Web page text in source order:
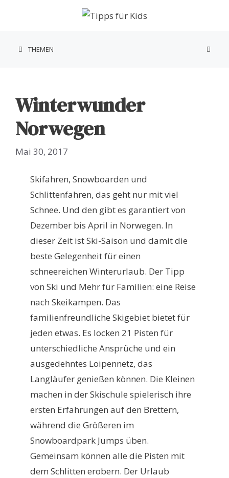
THEMEN
Winterwunder
Norwegen
Mai 30, 2017
Skifahren, Snowboarden und
Schlittenfahren, das geht nur mit viel
Schnee. Und den gibt es garantiert von
Dezember bis April in Norwegen. In
dieser Zeit ist Ski-Saison und damit die
beste Gelegenheit für einen
schneereichen Winterurlaub. Der Tipp
von Ski und Mehr für Familien: eine Reise
nach Skeikampen. Das
familienfreundliche Skigebiet bietet für
jeden etwas. Es locken 21 Pisten für
unterschiedliche Ansprüche und ein
ausgedehntes Loipennetz, das
Langläufer genießen können. Die Kleinen
machen in der Skischule spielerisch ihre
ersten Erfahrungen auf den Brettern,
während die Größeren im
Snowboardpark Jumps üben.
Gemeinsam können alle die Pisten mit
dem Schlitten erobern. Der Urlaub